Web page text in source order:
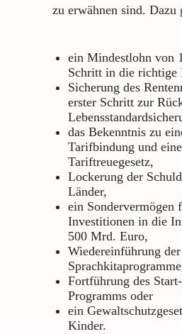
zu erwähnen sind. Dazu
ein Mindestlohn von
Schritt in die richtige
Sicherung des
erster Schritt zur
das Bekenntnis zu
Tarifbindung und
Tariftreuegesetz,
Lockerung der
Länder,
ein Sondervermögen
Investitionen in die
500 Mrd. Euro,
Wiedereinführung der
Fortführung des
Programms oder
ein
Kinder.